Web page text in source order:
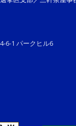
6-1 パークヒル6